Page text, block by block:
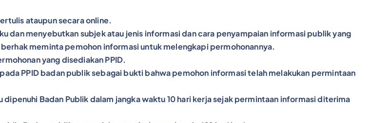
ataupun secara online.
dan menyebutkan subjek atau jenis informasi dan cara penyampaian informasi publik yang
meminta pemohon informasi untuk melengkapi permohonannya.
yang disediakan PPID.
PPID badan publik sebagai bukti bahwa pemohon informasi telah melakukan permintaan
Badan Publik dalam jangka waktu 10 hari kerja sejak permintaan informasi diterima